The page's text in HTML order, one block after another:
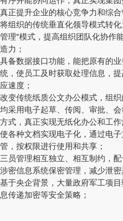
真正提升企业的核心竞争力和综合
将组织的传统垂直化领导模式转
管理"模式，提高组织团队化协作
造力；
具备数据接口功能，能把原有的
统，使员工及时获取处理信息，
应速度；
改变传统纸质公文办公模式，组
均采用电子起草、传阅、审批、
方式，真正实现无纸化办公和工作
使各种文档实现电子化，通过电
管，按权限进行使用和共享；
三员管理相互独立、相互制约，
涉密信息系统保密管理，减少泄密
基于央企背景，大量政府军工项
息传递加密等安全策略；